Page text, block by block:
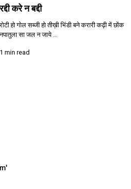
करे न बद्दी
हो गोल सब्जी हो तीख़ी भिंडी बने करारी कढ़ी में छोंक
सा जल न जाये ...
1 min read